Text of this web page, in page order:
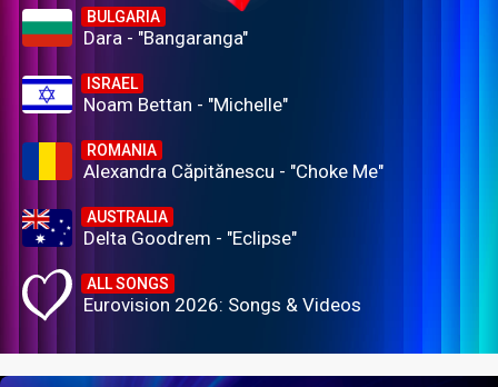
BULGARIA
Dara - "Bangaranga"
ISRAEL
Noam Bettan - "Michelle"
ROMANIA
Alexandra Căpitănescu - "Choke Me"
AUSTRALIA
Delta Goodrem - "Eclipse"
ALL SONGS
Eurovision 2026: Songs & Videos